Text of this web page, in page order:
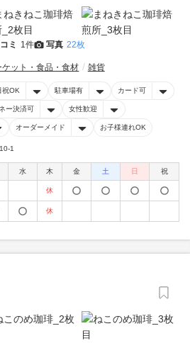
ミ 1件 写真 22枚
ケット・食品・食材 雑貨
祝OK 駐車場有 カード可
ー決済可 女性歓迎
オーダーメイド お子様連れOK
1
水 木 金 土 日 祝
休
休